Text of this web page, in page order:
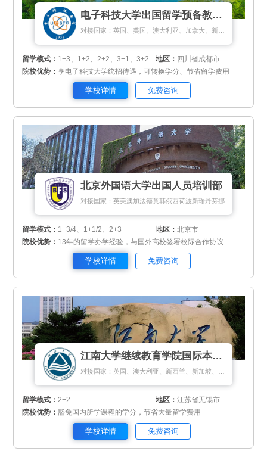
电子科技大学出国留学预备教育中心
对接国家：英国、美国、澳大利亚、加拿大、新加坡、马来西亚、新西兰、匈牙利
留学模式： 1+3、1+2、2+2、3+1、3+2 地区： 四川省成都市
院校优势：享电子科技大学统招待遇，可转换学分、节省留学费用
学校详情 免费咨询
北京外国语大学出国人员培训部
对接国家：英美澳加法德意韩俄西荷波新瑞丹芬挪
留学模式： 1+3/4、1+1/2、2+3 地区：北京市
院校优势： 13年的留学办学经验，与国外高校签署校际合作协议
学校详情 免费咨询
江南大学继续教育学院国际本科项目
留学模式：2+2 地区：江苏省无锡市
院校优势：豁免国内所学课程的学分，节省大量留学费用
学校详情 免费咨询